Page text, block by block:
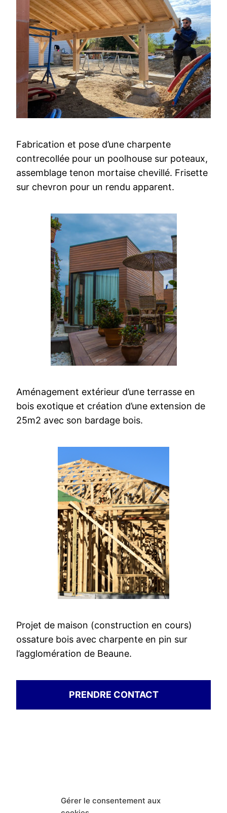
Gérer le consentement aux
Fabrication et pose d’une charpente
contrecollée pour un poolhouse sur poteaux,
assemblage tenon mortaise chevillé. Frisette
sur chevron pour un rendu apparent.
Aménagement extérieur d’une terrasse en
bois exotique et création d’une extension de
25m2 avec son bardage bois.
Projet de maison (construction en cours)
ossature bois avec charpente en pin sur
l’agglomération de Beaune.
PRENDRE CONTACT
THCONSTRUCTION